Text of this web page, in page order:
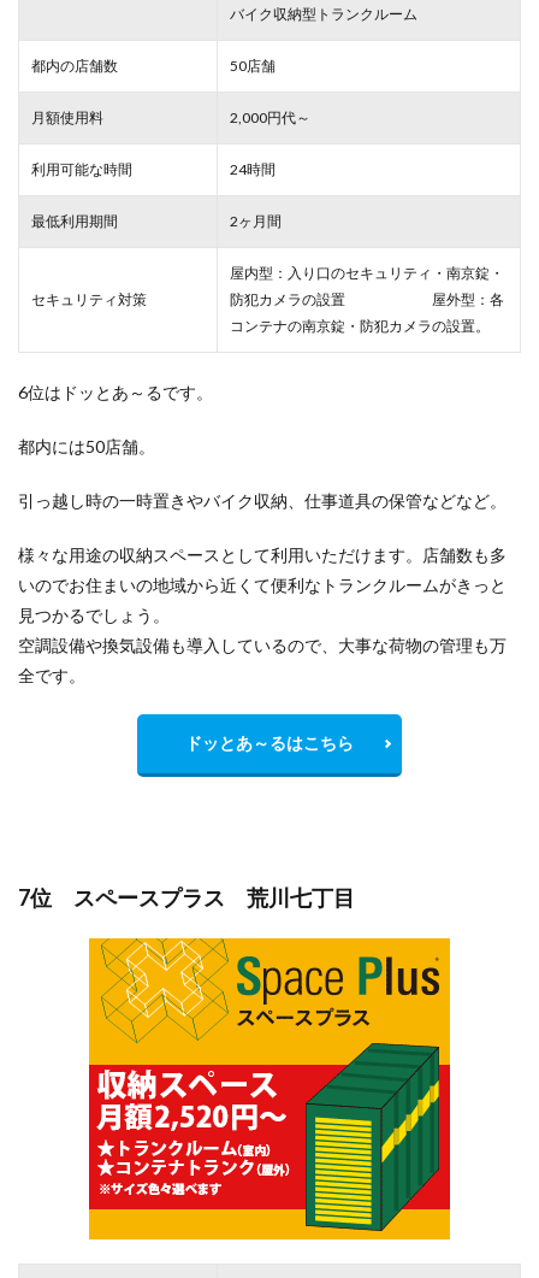
バイク収納型トランクルーム
都内の店舗数 50店舗
月額使用料 2,000円代～
利用可能な時間 24時間
最低利用期間 2ヶ月間
セキュリティ対策
屋内型：入り口のセキュリティ・南京錠・
防犯カメラの設置 屋外型：各
コンテナの南京錠・防犯カメラの設置。
6位はドッとあ～るです。
都内には50店舗。
引っ越し時の一時置きやバイク収納、仕事道具の保管などなど。
様々な用途の収納スペースとして利用いただけます。店舗数も多
いのでお住まいの地域から近くて便利なトランクルームがきっと
見つかるでしょう。
空調設備や換気設備も導入しているので、大事な荷物の管理も万
全です。
ドッとあ～るはこちら
7位 スペースプラス 荒川七丁目